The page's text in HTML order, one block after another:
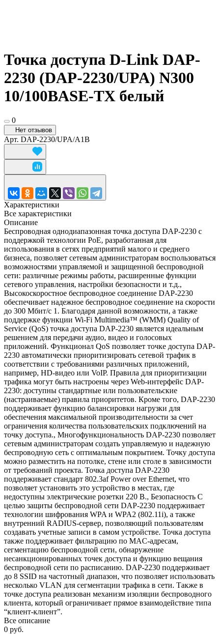
Точка доступа D-Link DAP-
2230 (DAP-2230/UPA) N300
10/100BASE-TX белый
0
Нет отзывов
Арт. DAP-2230/UPA/A1B
Характеристики
Все характеристики
Описание
Беспроводная однодиапазонная точка доступа DAP-2230 с
поддержкой технологии PoE, разработанная для
использования в сетях предприятий малого и среднего
бизнеса, позволяет сетевым администраторам воспользоваться
возможностями управляемой и защищенной беспроводной
сети: различные режимы работы, расширенные функции
сетевого управления, настройки безопасности и т.д.,
Высокоскоростное беспроводное соединение DAP-2230
обеспечивает надежное беспроводное соединение на скорости
до 300 Мбит/с 1. Благодаря данной возможности, а также
поддержке функции Wi-Fi Multimedia™ (WMM) Quality of
Service (QoS) точка доступа DAP-2230 является идеальным
решением для передачи аудио, видео и голосовых
приложений. Функционал QoS позволяет точке доступа DAP-
2230 автоматически приоритизировать сетевой трафик в
соответствии с требованиями различных приложений,
например, HD-видео или VoIP. Правила для приоритизации
трафика могут быть настроены через Web-интерфейс DAP-
2230: доступны стандартные или пользовательские
(настраиваемые) правила приоритетов. Кроме того, DAP-2230
поддерживает функцию балансировки нагрузки для
обеспечения максимальной производительности за счет
ограничения количества пользовательских подключений на
точку доступа., Многофункциональность DAP-2230 позволяет
сетевым администраторам создать управляемую и надежную
беспроводную сеть с оптимальным покрытием. Точку доступа
можно разместить на потолке, стене или столе в зависимости
от требований проекта. Точка доступа DAP-2230
поддерживает стандарт 802.3af Power over Ethernet, что
позволяет установить это устройство в местах, где
недоступны электрические розетки 220 В., Безопасность С
целью защиты беспроводной сети DAP-2230 поддерживает
технологии шифрования WPA и WPA2 (802.11i), а также
внутренний RADIUS-сервер, позволяющий пользователям
создавать учетные записи в самом устройстве. Точка доступа
также поддерживает фильтрацию по MAC-адресам,
сегментацию беспроводной сети, обнаружение
несанкционированных точек доступа и функцию вещания
беспроводной сети по расписанию. DAP-2230 поддерживает
до 8 SSID на частотный диапазон, что позволяет использовать
несколько VLAN для сегментации трафика в сети. Также в
точке доступа реализован механизм изоляции беспроводного
клиента, который ограничивает прямое взаимодействие типа
“клиент-клиент”.
Все описание
0 руб.